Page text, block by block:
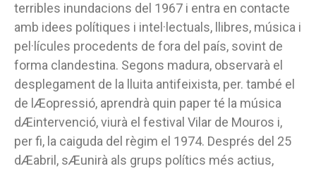
terribles inundacions del 1967 i entra en contacte
amb idees polítiques i intel·lectuals, llibres, música i
pel·lícules procedents de fora del país, sovint de
forma clandestina. Segons madura, observarà el
desplegament de la lluita antifeixista, per. també el
de lÆopressió, aprendrà quin paper té la música
dÆintervenció, viurà el festival Vilar de Mouros i,
per fi, la caiguda del règim el 1974. Després del 25
dÆabril, sÆunirà als grups polítics més actius,